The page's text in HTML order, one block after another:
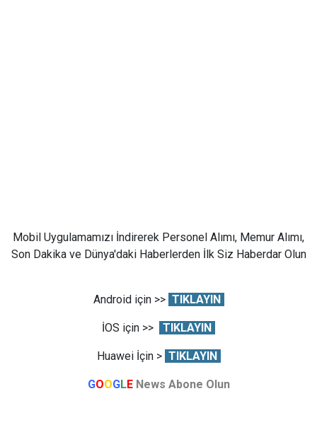
Mobil Uygulamamızı İndirerek Personel Alımı, Memur Alımı,
Son Dakika ve Dünya'daki Haberlerden İlk Siz Haberdar Olun
Android için >> TIKLAYIN
İOS için >> TIKLAYIN
Huawei İçin > TIKLAYIN
GOOGLE News Abone Olun